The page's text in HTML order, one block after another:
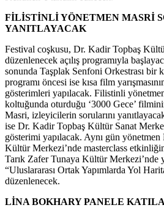
FİLİSTİNLİ YÖNETMEN MASRİ
YANITLAYACAK
Festival coşkusu, Dr. Kadir Topbaş
düzenlenecek açılış programıyla
sonunda Taşplak Senfoni Orkestrası bir
programı öncesi ise kısa film
gösterimleri yapılacak. Filistinli
koltuğunda oturduğu ‘3000 Gece’
Masri, izleyicilerin sorularını
ise Dr. Kadir Topbaş Kültür Sanat
gösterimi yapılacak. Aynı gün
Kültür Merkezi’nde masterclass
Tarık Zafer Tunaya Kültür Merkezi’nde
“Uluslararası Ortak Yapımlarda Yol
düzenlenecek.
LİNA BOKHARY PANELE